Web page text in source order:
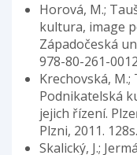
Horová, M.;
kultura, image
Západočeská
978-80-261-
Krechovská, M.;
Podnikatelská
jejich řízení.
Plzni, 2011.
Skalický, J.;